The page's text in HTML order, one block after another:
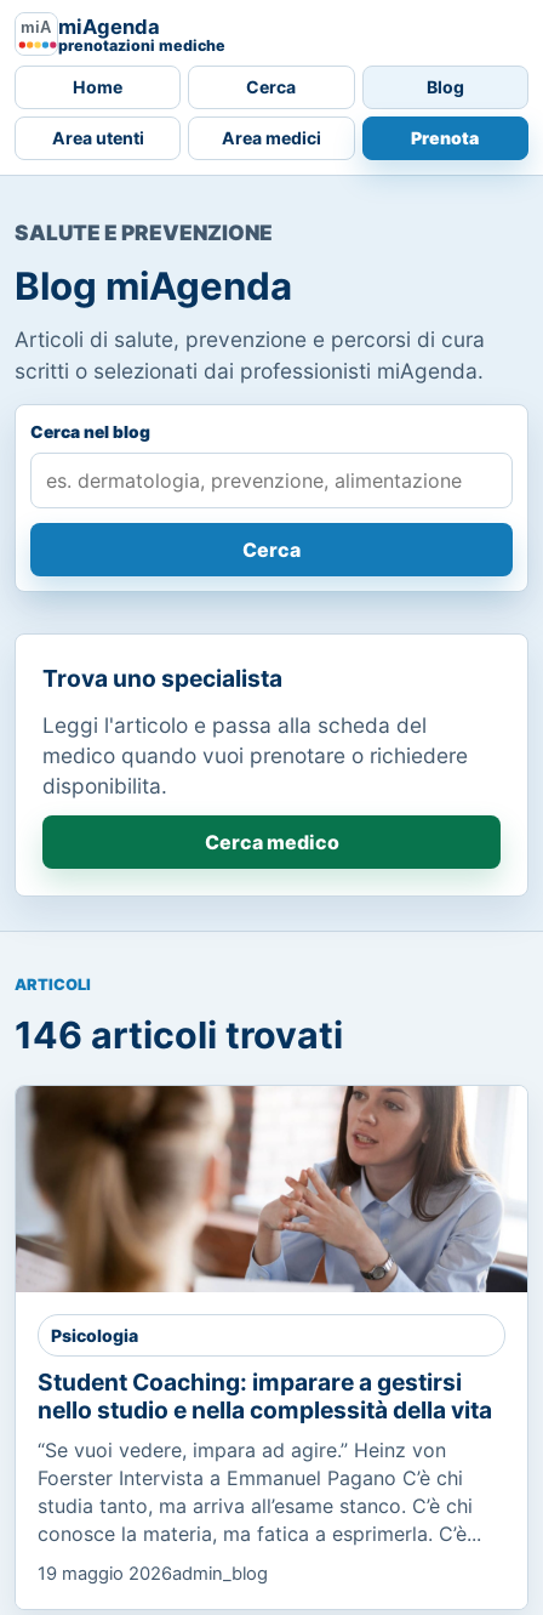
miAgenda
prenotazioni mediche
Home Cerca Blog
Area utenti Area medici Prenota
SALUTE E PREVENZIONE
Blog miAgenda
Articoli di salute, prevenzione e percorsi di cura
scritti o selezionati dai professionisti miAgenda.
Cerca nel blog
Cerca
Trova uno specialista
Leggi l'articolo e passa alla scheda del
medico quando vuoi prenotare o richiedere
disponibilita.
Cerca medico
ARTICOLI
146 articoli trovati
Psicologia
Student Coaching: imparare a gestirsi
nello studio e nella complessità della vita
“Se vuoi vedere, impara ad agire.” Heinz von
Foerster Intervista a Emmanuel Pagano C’è chi
studia tanto, ma arriva all’esame stanco. C’è chi
conosce la materia, ma fatica a esprimerla. C’è...
19 maggio 2026admin_blog